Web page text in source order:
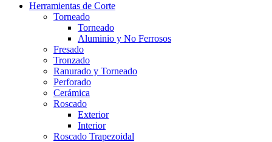
Herramientas de Corte
Torneado
Torneado
Aluminio y No Ferrosos
Fresado
Tronzado
Ranurado y Torneado
Perforado
Cerámica
Roscado
Exterior
Interior
Roscado Trapezoidal